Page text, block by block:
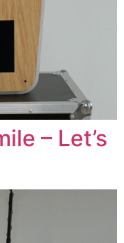
– Let’s